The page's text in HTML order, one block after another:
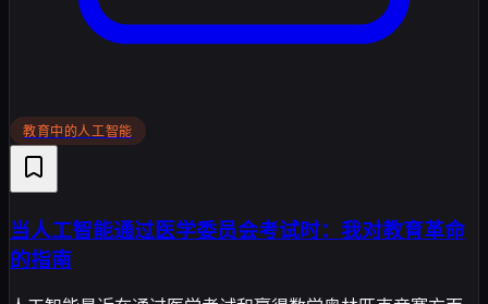
教育中的人工智能
当人工智能通过医学委员会考试时：我对教育革命
的指南